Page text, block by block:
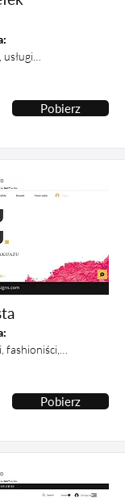
Pobierz
fashioniści,…
Pobierz